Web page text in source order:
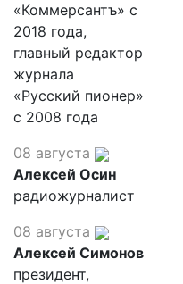
«Коммерсантъ» с
2018 года,
главный редактор
журнала
«Русский пионер»
с 2008 года
08 августа
Алексей Осин
радиожурналист
08 августа
Алексей Симонов
президент,